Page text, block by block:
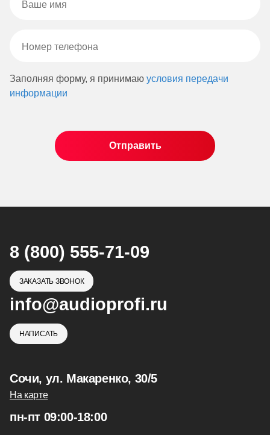
Заполняя форму, я принимаю условия передачи
информации
8 (800) 555-71-09
ЗАКАЗАТЬ ЗВОНОК
info@audioprofi.ru
НАПИСАТЬ
Сочи, ул. Макаренко, 30/5
На карте
пн-пт 09:00-18:00